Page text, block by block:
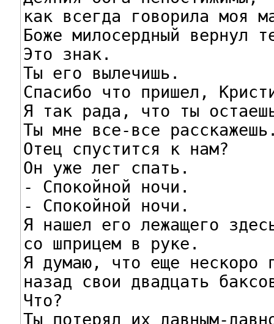
как всегда говорила моя
Боже милосердный вернул
Это знак.
Ты его вылечишь.
Спасибо что пришел,
Я так рада, что ты
Ты мне все-все
Отец спустится к нам?
Он уже лег спать.
- Спокойной ночи.
- Спокойной ночи.
Я нашел его лежащего
со шприцем в руке.
Я думаю, что еще нескоро
назад свои двадцать
Что?
Ты потерял их давным-